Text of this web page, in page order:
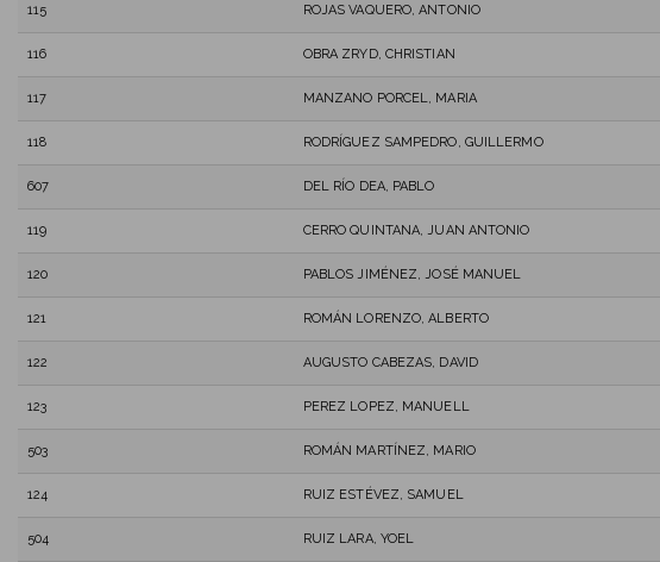
115 ROJAS VAQUERO, ANTONIO
116 OBRA ZRYD, CHRISTIAN
117 MANZANO PORCEL, MARIA
118 RODRÍGUEZ SAMPEDRO, GUILLERMO
607 DEL RÍO DEA, PABLO
119 CERRO QUINTANA, JUAN ANTONIO
120 PABLOS JIMÉNEZ, JOSÉ MANUEL
121 ROMÁN LORENZO, ALBERTO
122 AUGUSTO CABEZAS, DAVID
123 PEREZ LOPEZ, MANUELL
503 ROMÁN MARTÍNEZ, MARIO
124 RUIZ ESTÉVEZ, SAMUEL
504 RUIZ LARA, YOEL